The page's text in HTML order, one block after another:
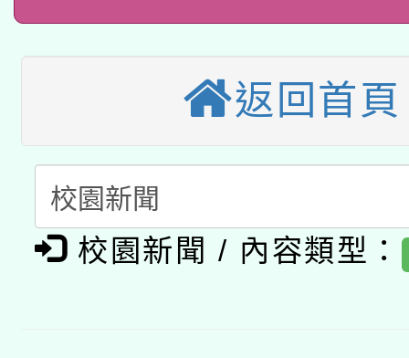
接種對象擴大為「滿6
接種之民眾」措施，
月28日止
業技術研究院辦理「
用水績優單位及節水達
桃園市孔廟祈福系列
開 智慧啟航」
2026年桃園地景藝術
「2026桃園藝術巡演
關事宜
轉知教育部國民及學前
國立臺灣師範大學辦理
年度健康促進學校輔導
函轉國家教育研究院中
原住民族教育政策研討
轉知教育部國民及學前
返回首頁
校園新聞 / 內容類型：